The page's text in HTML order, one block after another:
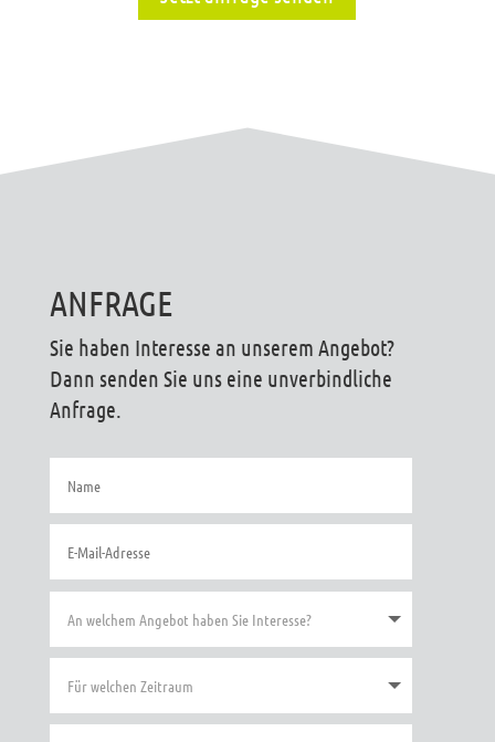
ANFRAGE
Sie haben Interesse an unserem Angebot?
Dann senden Sie uns eine unverbindliche
Anfrage.